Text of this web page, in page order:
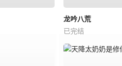
龙吟八荒
已完结